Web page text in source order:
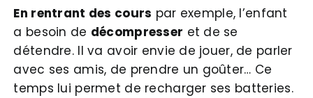
En rentrant des cours par exemple, l’enfant
a besoin de décompresser et de se
détendre. Il va avoir envie de jouer, de parler
avec ses amis, de prendre un goûter… Ce
temps lui permet de recharger ses batteries.